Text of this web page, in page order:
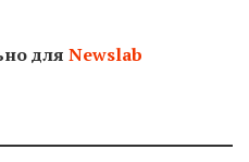
для Newslab